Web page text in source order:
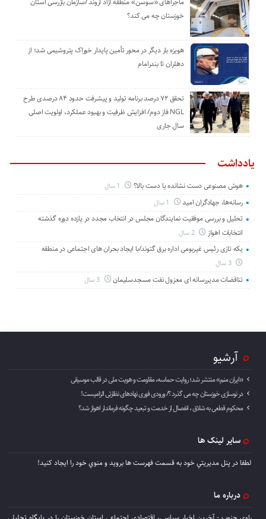
خوزستان چه می کند؟
هویزه بار دیگر در محور تأمین پایدار خوراک پتروشیمی شد؛ از
دهلران تا بندرامام
تحقق ۷۲ درصد برنامه تولید و پیشرفت حدود ۸۴ درصدی طرح
NGL فاز دوم/ افزایش ظرفیت و بهبود عملکرد، اولویت اصلی
سال جاری
یادداشت
هوش مصنوعی دست نشانده یا دست بالا؟
رسانه‌ها، جهادگران امید
تحلیل و بررسی موفقیت نمایندگان مجلس در انتخاب مجدد در یازده دوره گذشته
انتخابات اهواز
2 سال
یکه تازی رئیس غیربومی اداره برق گتوند/با ایجاد بحران های اجتماعی در منطقه
3 سال
تناقضات مدیررسانه ای معزول نفت مسجدسلیمان 3 سال
آرشیو
«ایران منم» منتشر شد؛ روایت حماسه، مقاومت و هویت ملی در قالب موسیقی
در نوسازی خوزستان چه می گذرد ؟/ ورودی فوری نهادهای نظارتی الزامیست!
محکوم قطعی به شلاق ، انفصال از خدمت و تبعید چگونه فرماندار اهواز شد؟
سایر لینک ها
لطفا در پنل مديريتي خود به قسمت فهرست ها برويد و منوي خود را ايجاد كنيد!
درباره ما